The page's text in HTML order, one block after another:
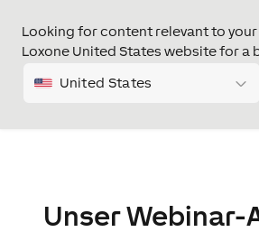
Looking for content relevant to
Loxone United States website for a
United States
Unser Webinar-